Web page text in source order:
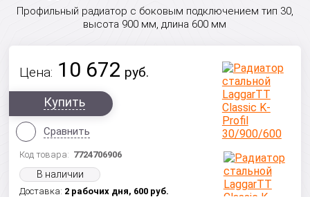
Профильный радиатор с боковым подключением тип 30,
высота 900 мм, длина 600 мм
Цена: 10 672 руб.
Купить
Сравнить
Код товара: 7724706906
В наличии
Доставка: 2 рабочих дня, 600 руб.